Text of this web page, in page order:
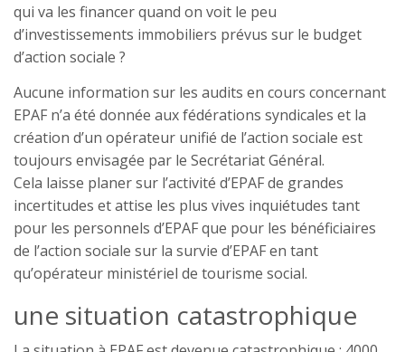
qui va les financer quand on voit le peu
d’investissements immobiliers prévus sur le budget
d’action sociale ?
Aucune information sur les audits en cours concernant
EPAF n’a été donnée aux fédérations syndicales et la
création d’un opérateur unifié de l’action sociale est
toujours envisagée par le Secrétariat Général.
Cela laisse planer sur l’activité d’EPAF de grandes
incertitudes et attise les plus vives inquiétudes tant
pour les personnels d’EPAF que pour les bénéficiaires
de l’action sociale sur la survie d’EPAF en tant
qu’opérateur ministériel de tourisme social.
une situation catastrophique